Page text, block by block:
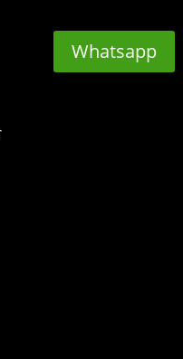
Whatsapp